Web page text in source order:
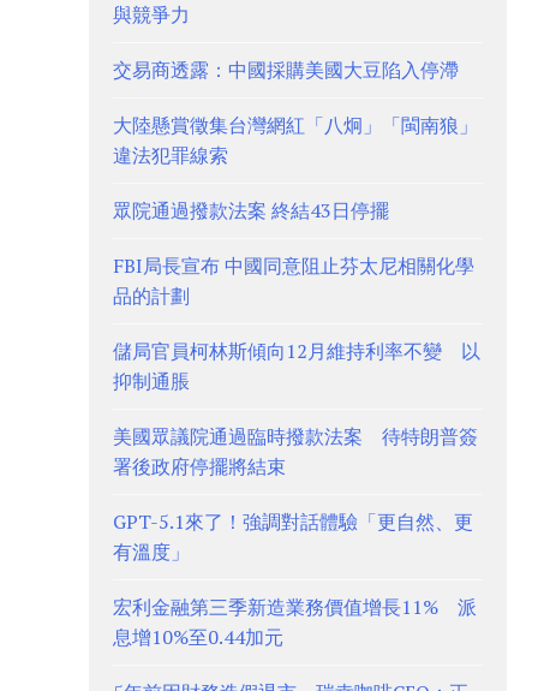
與競爭力
交易商透露：中國採購美國大豆陷入停滯
大陸懸賞徵集台灣網紅「八炯」「閩南狼」
違法犯罪線索
眾院通過撥款法案 終結43日停擺
FBI局長宣布 中國同意阻止芬太尼相關化學
品的計劃
儲局官員柯林斯傾向12月維持利率不變 以
抑制通脹
美國眾議院通過臨時撥款法案 待特朗普簽
署後政府停擺將結束
GPT-5.1來了！強調對話體驗「更自然、更
有溫度」
宏利金融第三季新造業務價值增長11% 派
息增10%至0.44加元